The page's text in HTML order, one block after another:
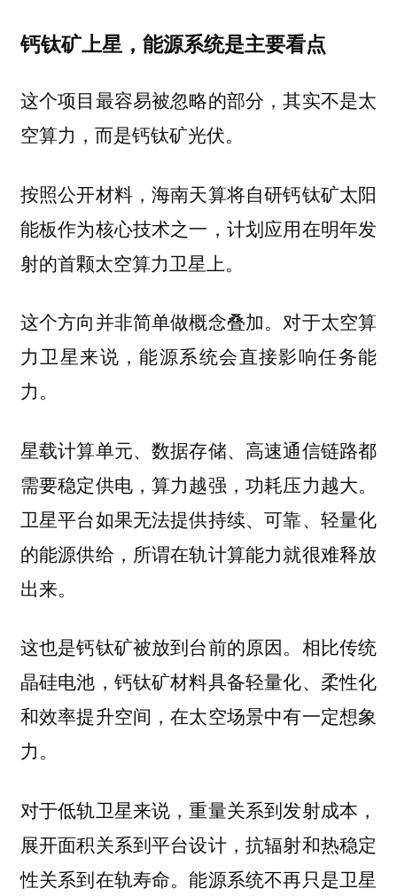
钙钛矿上星，能源系统是主要看点
这个项目最容易被忽略的部分，其实不是太
空算力，而是钙钛矿光伏。
按照公开材料，海南天算将自研钙钛矿太阳
能板作为核心技术之一，计划应用在明年发
射的首颗太空算力卫星上。
这个方向并非简单做概念叠加。对于太空算
力卫星来说，能源系统会直接影响任务能
力。
星载计算单元、数据存储、高速通信链路都
需要稳定供电，算力越强，功耗压力越大。
卫星平台如果无法提供持续、可靠、轻量化
的能源供给，所谓在轨计算能力就很难释放
出来。
这也是钙钛矿被放到台前的原因。 相比传统
晶硅电池，钙钛矿材料具备轻量化、柔性化
和效率提升空间，在太空场景中有一定想象
力。
对于低轨卫星来说，重量关系到发射成本，
展开面积关系到平台设计，抗辐射和热稳定
性关系到在轨寿命。能源系统不再只是卫星